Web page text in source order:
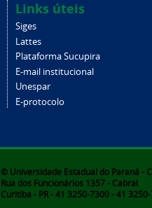
Links úteis
Siges
Lattes
Plataforma Sucupira
E-mail institucional
Unespar
E-protocolo
© Universidade Estadual do Paraná -
Rua dos Funcionários 1357 - Cabral
Curitiba - PR - 41 3250-7300 - 41